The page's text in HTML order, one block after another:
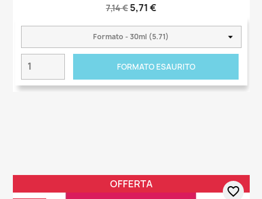
7,14 € 5,71 €
FORMATO ESAURITO
OFFERTA
favorite_border